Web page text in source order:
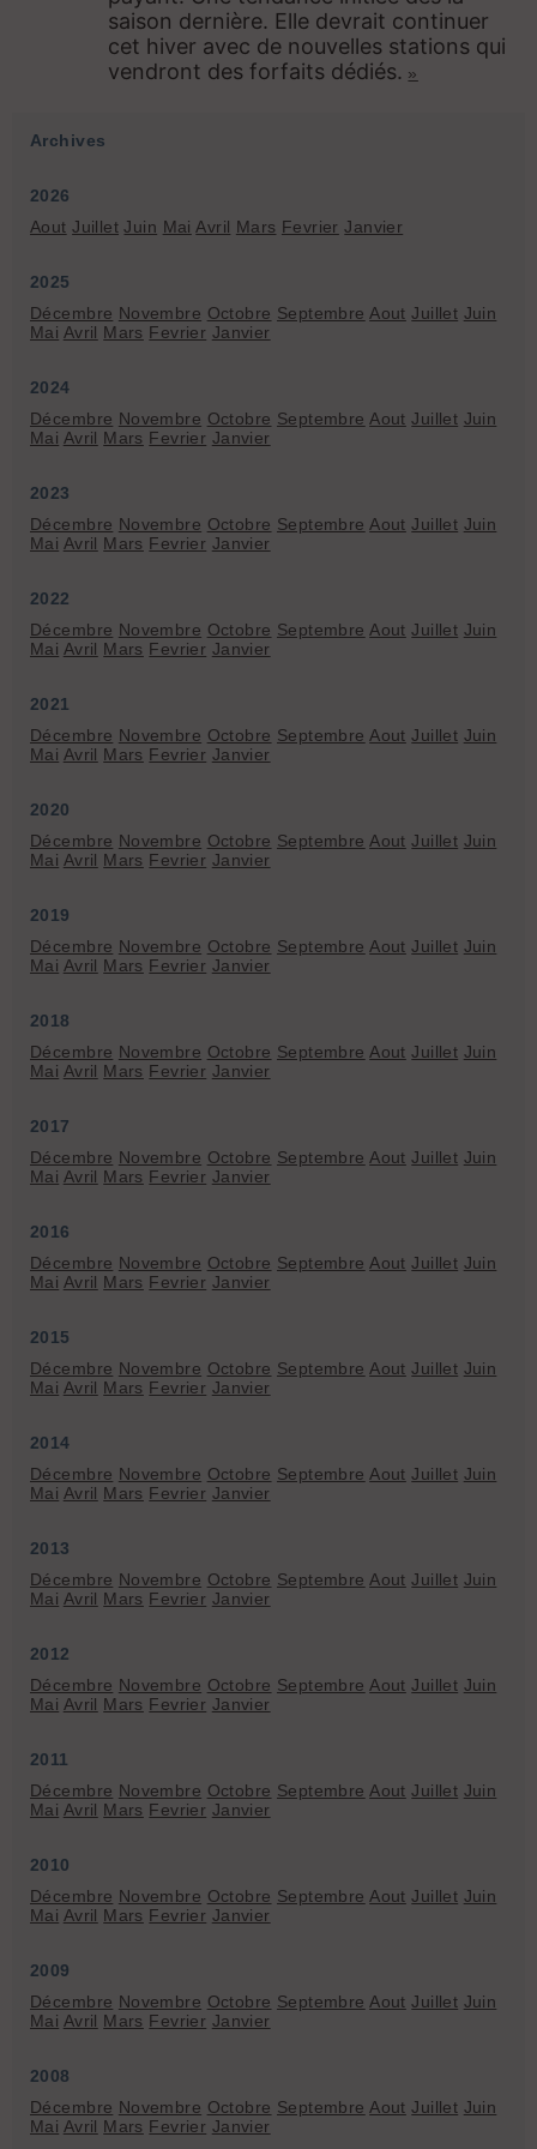
saison dernière. Elle devrait continuer
cet hiver avec de nouvelles stations qui
vendront des forfaits dédiés. »
Archives
2026
Aout Juillet Juin Mai Avril Mars Fevrier Janvier
2025
Décembre Novembre Octobre Septembre Aout Juillet Juin
Mai Avril Mars Fevrier Janvier
2024
Décembre Novembre Octobre Septembre Aout Juillet Juin
Mai Avril Mars Fevrier Janvier
2023
Décembre Novembre Octobre Septembre Aout Juillet Juin
Mai Avril Mars Fevrier Janvier
2022
Décembre Novembre Octobre Septembre Aout Juillet Juin
Mai Avril Mars Fevrier Janvier
2021
Décembre Novembre Octobre Septembre Aout Juillet Juin
Mai Avril Mars Fevrier Janvier
2020
Décembre Novembre Octobre Septembre Aout Juillet Juin
Mai Avril Mars Fevrier Janvier
2019
Décembre Novembre Octobre Septembre Aout Juillet Juin
Mai Avril Mars Fevrier Janvier
2018
Décembre Novembre Octobre Septembre Aout Juillet Juin
Mai Avril Mars Fevrier Janvier
2017
Décembre Novembre Octobre Septembre Aout Juillet Juin
Mai Avril Mars Fevrier Janvier
2016
Décembre Novembre Octobre Septembre Aout Juillet Juin
Mai Avril Mars Fevrier Janvier
2015
Décembre Novembre Octobre Septembre Aout Juillet Juin
Mai Avril Mars Fevrier Janvier
2014
Décembre Novembre Octobre Septembre Aout Juillet Juin
Mai Avril Mars Fevrier Janvier
2013
Décembre Novembre Octobre Septembre Aout Juillet Juin
Mai Avril Mars Fevrier Janvier
2012
Décembre Novembre Octobre Septembre Aout Juillet Juin
Mai Avril Mars Fevrier Janvier
2011
Décembre Novembre Octobre Septembre Aout Juillet Juin
Mai Avril Mars Fevrier Janvier
2010
Décembre Novembre Octobre Septembre Aout Juillet Juin
Mai Avril Mars Fevrier Janvier
2009
Décembre Novembre Octobre Septembre Aout Juillet Juin
Mai Avril Mars Fevrier Janvier
2008
Décembre Novembre Octobre Septembre Aout Juillet Juin
Mai Avril Mars Fevrier Janvier